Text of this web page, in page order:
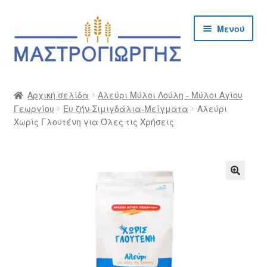
μετάβαση
στην
σε
περιεχόμενο
Μενού
Cargo Kalymnos – Cargo Κάλυμνος
Δημιουργία Λογαριασμού Χονδρικής
Αρχική σελίδα
Αλεύρι Μύλοι Λούλη - Μύλοι Αγίου
Γεωργίου
Ευ ζήν-Σιμιγδάλια-Μείγματα
Αλεύρι
Χωρίς Γλουτένη για Όλες τις Χρήσεις